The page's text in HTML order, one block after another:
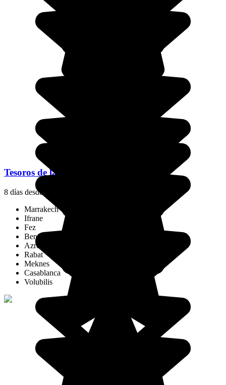
Tesoros de las ciudades imperiales
8 días desde
Marrakech
Ifrane
Fez
Beni Mellal
Azrou
Rabat
Meknes
Casablanca
Volubilis